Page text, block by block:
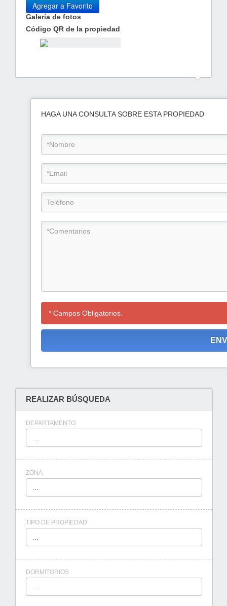
Agregar a Favorito
Galería de fotos
Código QR de la propiedad
HAGA UNA CONSULTA SOBRE ESTA PROPIEDAD
* Campos Obligatorios.
REALIZAR BÚSQUEDA
DEPARTAMENTO
ZONA
TIPO DE PROPIEDAD
DORMITORIOS